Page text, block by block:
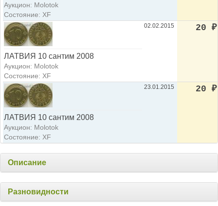
Аукцион: Molotok
Состояние: XF
ЛАТВИЯ 10 сантим 2008
Аукцион: Molotok
Состояние: XF
02.02.2015 20 ₽
ЛАТВИЯ 10 сантим 2008
Аукцион: Molotok
Состояние: XF
23.01.2015 20 ₽
Описание
Разновидности